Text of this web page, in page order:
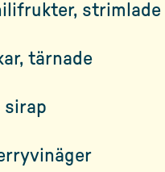
strimlade
tärnade
sirap